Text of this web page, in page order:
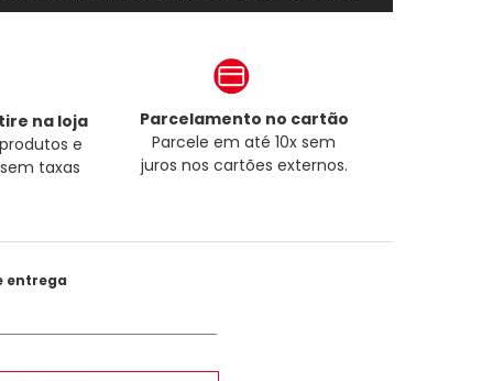
na loja
e
taxas
Parcelamento no cartão
Parcele em até 10x sem
juros nos cartões externos.